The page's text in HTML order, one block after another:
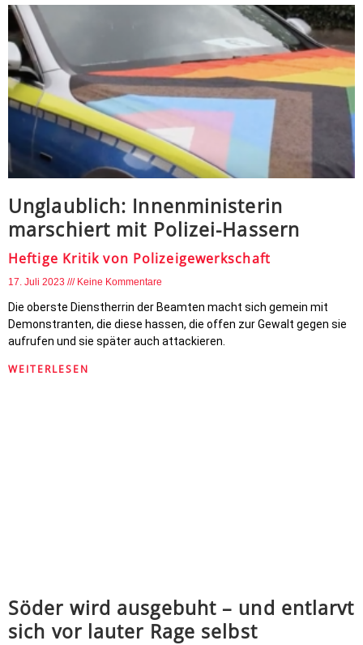
Unglaublich: Innenministerin
marschiert mit Polizei-Hassern
Heftige Kritik von Polizeigewerkschaft
17. Juli 2023 Keine Kommentare
Die oberste Dienstherrin der Beamten macht sich gemein mit
Demonstranten, die diese hassen, die offen zur Gewalt gegen sie
aufrufen und sie später auch attackieren.
WEITERLESEN
Söder wird ausgebuht – und entlarvt
sich vor lauter Rage selbst